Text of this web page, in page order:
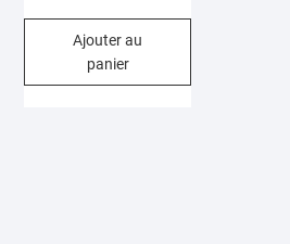
Ajouter au
panier